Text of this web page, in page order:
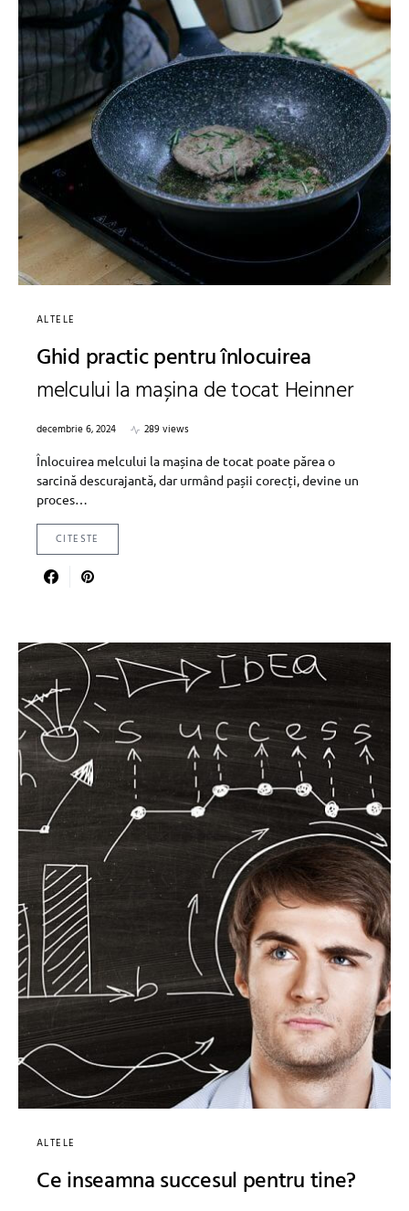
ALTELE
Ghid practic pentru înlocuirea
melcului la mașina de tocat Heinner
decembrie 6, 2024
289 views
Înlocuirea melcului la mașina de tocat poate părea o
sarcină descurajantă, dar urmând pașii corecți, devine un
proces…
CITESTE
ALTELE
Ce inseamna succesul pentru tine?